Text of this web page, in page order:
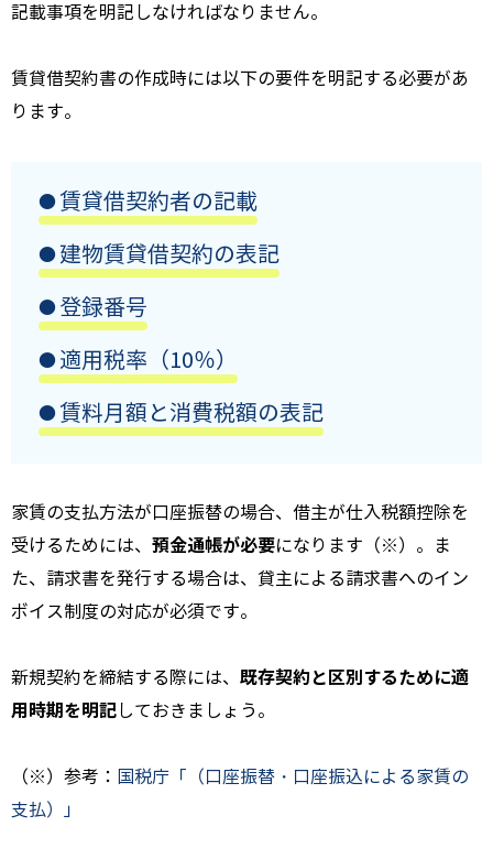
記載事項を明記しなければなりません。
賃貸借契約書の作成時には以下の要件を明記する必要があ
ります。
賃貸借契約者の記載
建物賃貸借契約の表記
登録番号
適用税率（10％）
賃料月額と消費税額の表記
家賃の支払方法が口座振替の場合、借主が仕入税額控除を
受けるためには、 預金通帳が必要になります（※）。ま
た、請求書を発行する場合は、貸主による請求書へのイン
ボイス制度の対応が必須です。
新規契約を締結する際には、 既存契約と区別するために適
用時期を明記 しておきましょう。
（※）参考： 国税庁「（口座振替・口座振込による家賃の
支払）」